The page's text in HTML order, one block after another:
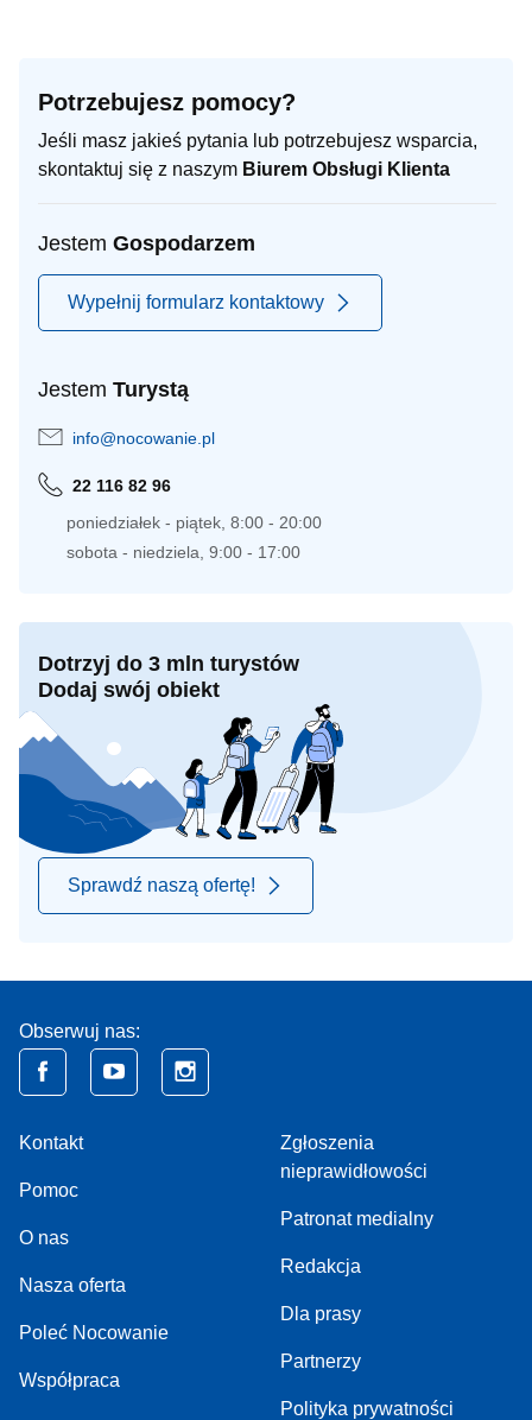
Potrzebujesz pomocy?
Jeśli masz jakieś pytania lub potrzebujesz wsparcia,
skontaktuj się z naszym Biurem Obsługi Klienta
Jestem Gospodarzem
Wypełnij formularz kontaktowy
Jestem Turystą
info@nocowanie.pl
22 116 82 96
poniedziałek - piątek, 8:00 - 20:00
sobota - niedziela, 9:00 - 17:00
Dotrzyj do 3 mln turystów
Dodaj swój obiekt
Sprawdź naszą ofertę!
Obserwuj nas:
Kontakt
Pomoc
O nas
Nasza oferta
Poleć Nocowanie
Współpraca
Zgłoszenia
nieprawidłowości
Patronat medialny
Redakcja
Dla prasy
Partnerzy
Polityka prywatności